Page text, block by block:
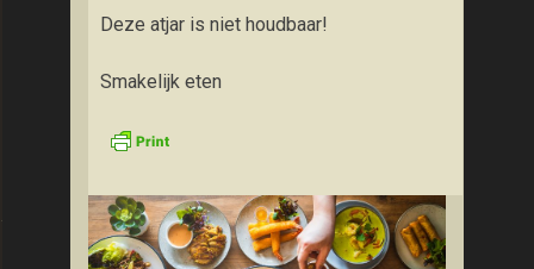
en paprika
Deze atjar is niet houdbaar!
Smakelijk eten